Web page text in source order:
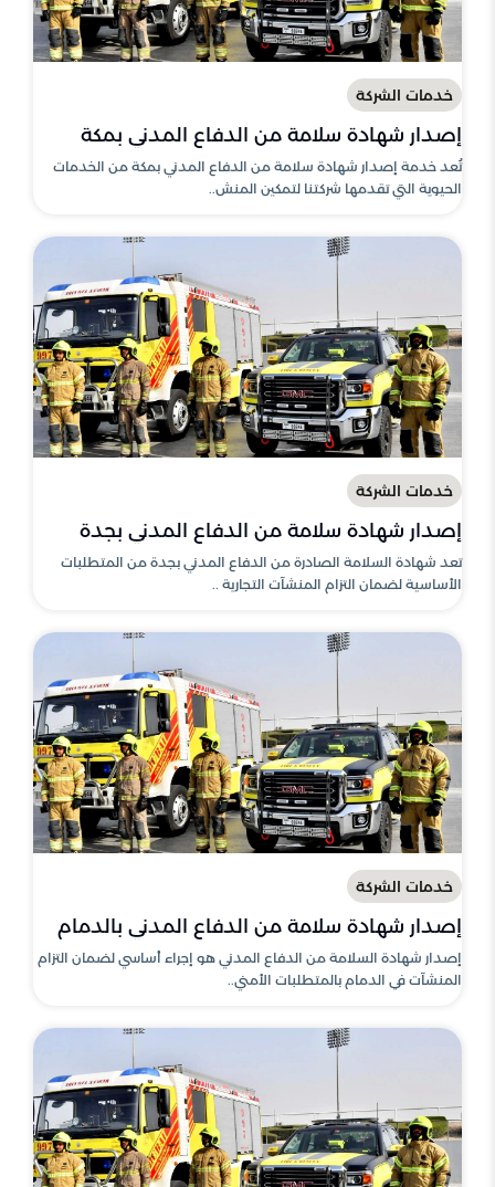
خدمات الشركة
إصدار شهادة سلامة من الدفاع المدني بمكة
تُعد خدمة إصدار شهادة سلامة من الدفاع المدني بمكة من الخدمات
الحيوية التي تقدمها شركتنا لتمكين المنش..
خدمات الشركة
إصدار شهادة سلامة من الدفاع المدني بجدة
تعد شهادة السلامة الصادرة من الدفاع المدني بجدة من المتطلبات
الأساسية لضمان التزام المنشآت التجارية ..
خدمات الشركة
إصدار شهادة سلامة من الدفاع المدني بالدمام
إصدار شهادة السلامة من الدفاع المدني هو إجراء أساسي لضمان التزام
المنشآت في الدمام بالمتطلبات الأمني..